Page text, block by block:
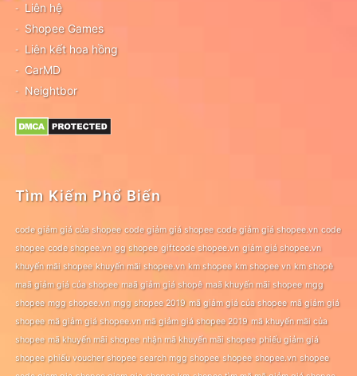
Liên hệ
Shopee Games
Liên kết hoa hồng
CarMD
Neightbor
Tìm Kiếm Phổ Biến
code giảm giá của shopee code giảm giá shopee code giảm giá shopee.vn code
shopee code shopee.vn gg shopee giftcode shopee.vn giảm giá shopee.vn
khuyến mãi shopee khuyến mãi shopee.vn km shopee km shopee vn km shopê
maã giảm giá của shopee maã giảm giá shopê maã khuyến mãi shopee mgg
shopee mgg shopee.vn mgg shopee 2019 mã giảm giá của shopee mã giảm giá
shopee mã giảm giá shopee.vn mã giảm giá shopee 2019 mã khuyến mãi của
shopee mã khuyến mãi shopee nhận mã khuyến mãi shopee phiếu giảm giá
shopee phiếu voucher shopee search mgg shopee shopee shopee.vn shopee